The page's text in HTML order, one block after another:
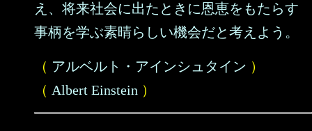
え、将来社会に出たときに恩恵をもたらす
事柄を学ぶ素晴らしい機会だと考えよう。
（ アルベルト・アインシュタイン ）
（ Albert Einstein ）